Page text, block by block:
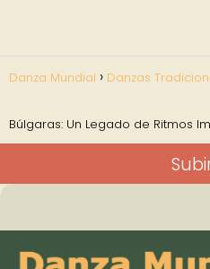
Danza Mundial Danzas
Búlgaras: Un Legado de Ritmos